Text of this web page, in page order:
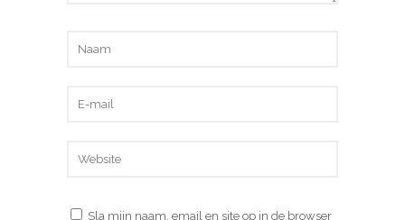
Sla mijn naam, email en site op in de browser